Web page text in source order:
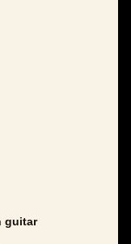
guitar